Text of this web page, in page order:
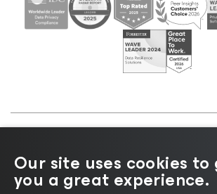
Aviso de cookies|Legal|Política
Recursos para
Our site uses cookies to
you a great experience.